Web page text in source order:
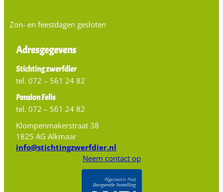
Zon- en feestdagen gesloten
Adresgegevens
Stichting zwerfdier
tel. 072 – 561 24 82
Pension Felis
tel. 072 – 561 24 82
Klompenmakerstraat 38
1825 AG Alkmaar
info@stichtingzwerfdier.nl
Neem contact op